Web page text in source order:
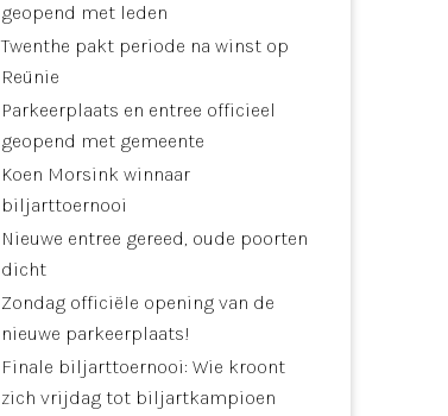
geopend met leden
Twenthe pakt periode na winst op
Reünie
Parkeerplaats en entree officieel
geopend met gemeente
Koen Morsink winnaar
biljarttoernooi
Nieuwe entree gereed, oude poorten
dicht
Zondag officiële opening van de
nieuwe parkeerplaats!
Finale biljarttoernooi: Wie kroont
zich vrijdag tot biljartkampioen